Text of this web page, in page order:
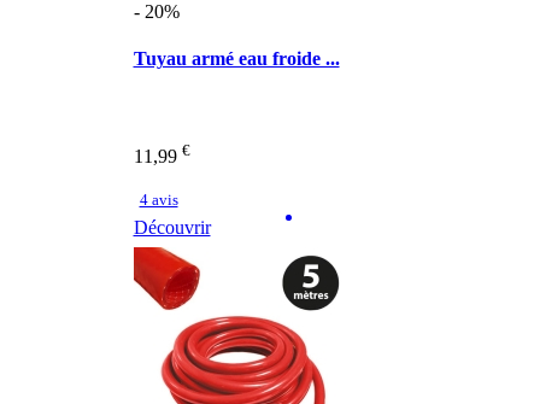
- 20%
Tuyau armé eau froide ...
11,99 €
4 avis
Découvrir